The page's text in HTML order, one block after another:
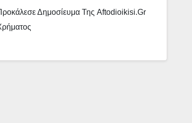
Δημοσίευμα Της Aftodioikisi.gr